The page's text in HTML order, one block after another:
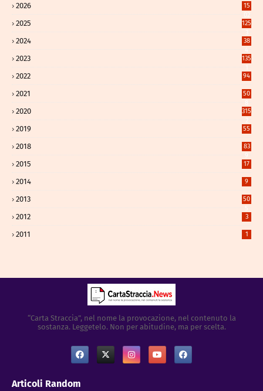
2026
15
02
2025
125
3
2024
38
4
2023
135
1
2022 94
2021
50
8
2020
315
2
2019 55
2018
83
9
2015 17
2014 9
2013
50
5
2012 3
2011 1
“Carta Straccia”, nel nome la provocazione, nel contenuto la
sostanza. Leggetelo. Non per abitudine, ma per scelta.
Articoli Random